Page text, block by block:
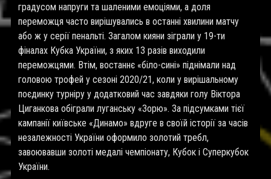
градусом напруги та шаленими емоціями, а доля
переможця часто вирішувались в останні хвилини матчу
або ж у серії пенальті. Загалом кияни зіграли у 19-ти
фіналах Кубка України, з яких 13 разів виходили
переможцями. Втім, востаннє «біло-сині» піднімали над
головою трофей у сезоні 2020/21, коли у вирішальному
поєдинку турніру у додатковий час завдяки голу Віктора
Циганкова обіграли луганську «Зорю». За підсумками тієї
кампанії київське «Динамо» вдруге в своїй історії за часів
незалежності України оформило золотий требл,
завоювавши золоті медалі чемпіонату, Кубок і Суперкубок
України.